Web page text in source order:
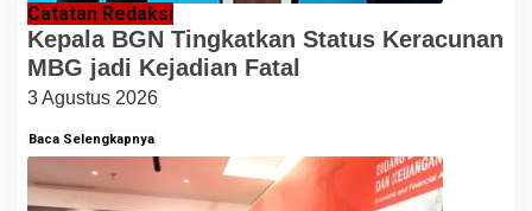
Catatan Redaksi
Kepala BGN Tingkatkan Status Keracunan
MBG jadi Kejadian Fatal
3 Agustus 2026
Baca Selengkapnya